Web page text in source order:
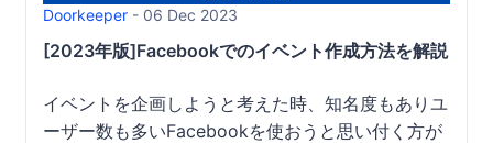
Doorkeeper - 06 Dec 2023
[2023年版]Facebookでのイベント作成方法を解説｜メ
イベントを企画しようと考えた時、知名度もありユ
ーザー数も多いFacebookを使おうと思い付く方が